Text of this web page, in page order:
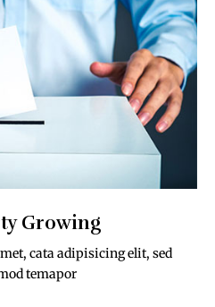
Growing
cata adipisicing elit, sed
temapor